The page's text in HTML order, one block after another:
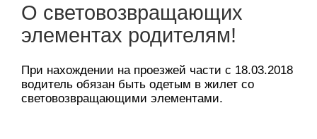
О световозвращающих
элементах родителям!
При нахождении на проезжей части с 18.03.2018
водитель обязан быть одетым в жилет со
световозвращающими элементами.